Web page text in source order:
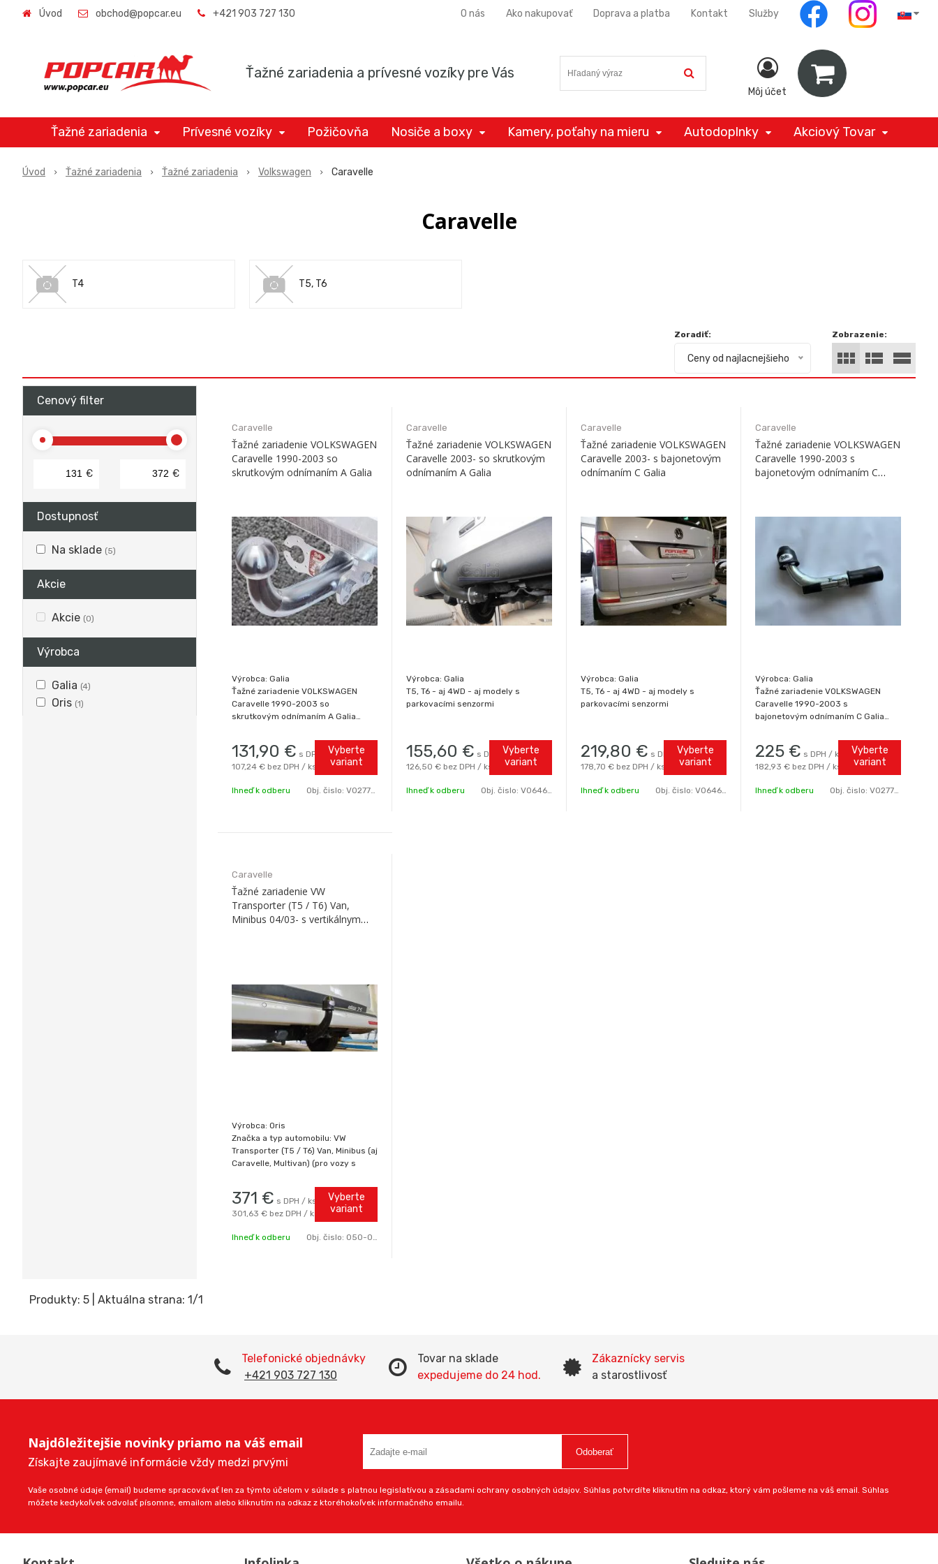
Ťažné zariadenia a prívesné vozíky pre Vás
Úvod obchod@popcar.eu +421 903 727 130 O nás Ako nakupovať Doprava a platba Kontakt Služby
Môj účet
Ťažné zariadenia Prívesné vozíky Požičovňa Nosiče a boxy Kamery, poťahy na mieru Autodoplnky Akciový Tovar
Úvod Ťažné zariadenia Ťažné zariadenia Volkswagen Caravelle
Caravelle
T4 T5, T6
Zobrazenie:
Zoradiť:
Ceny od najlacnejšieho
Cenový filter
€ €
Dostupnosť
Na sklade (5)
Akcie
Akcie (0)
Výrobca
Galia (4)
Oris (1)
Caravelle
Ťažné zariadenie VOLKSWAGEN
Caravelle 1990-2003 so
skrutkovým odnímaním A Galia
Výrobca: Galia
Ťažné zariadenie VOLKSWAGEN
Caravelle 1990-2003 so
skrutkovým odnímaním A Galia
131,90 € s DPH / ks
107,24 € bez DPH / ks
Vyberte
variant
Ihneď k odberu Obj. čislo: V0277VWCA-A
Caravelle
Ťažné zariadenie VOLKSWAGEN
Caravelle 2003- so skrutkovým
odnímaním A Galia
Výrobca: Galia
T5, T6 - aj 4WD - aj modely s
parkovacími senzormi
155,60 € s DPH / ks
126,50 € bez DPH / ks
Vyberte
variant
Ihneď k odberu Obj. čislo: V0646VWCA-A
Caravelle
Ťažné zariadenie VOLKSWAGEN
Caravelle 2003- s bajonetovým
odnímaním C Galia
Výrobca: Galia
T5, T6 - aj 4WD - aj modely s
parkovacími senzormi
219,80 € s DPH / ks
178,70 € bez DPH / ks
Vyberte
variant
Ihneď k odberu Obj. čislo: V0646VWCA-C
Caravelle
Ťažné zariadenie VOLKSWAGEN
Caravelle 1990-2003 s
bajonetovým odnímaním C
Výrobca: Galia
Ťažné zariadenie VOLKSWAGEN
Caravelle 1990-2003 s
bajonetovým odnímaním C Galia
225 € s DPH / ks
182,93 € bez DPH / ks
Vyberte
variant
Ihneď k odberu Obj. čislo: V0277VWCA-C
Caravelle
Ťažné zariadenie VW
Transporter (T5 / T6) Van,
Minibus 04/03- s vertikálnym
Výrobca: Oris
Značka a typ automobilu: VW
Transporter (T5 / T6) Van, Minibus (aj
Caravelle, Multivan) (pro vozy s
Rok výroby: 04/03-
371 € s DPH / ks
301,63 € bez DPH / ks
Vyberte
variant
Ihneď k odberu Obj. čislo: 050-043B0
Produkty: 5 | Aktuálna strana: 1/1
Telefonické objednávky
+421 903 727 130
Tovar na sklade
expedujeme do 24 hod.
Zákaznícky servis
a starostlivosť
Najdôležitejšie novinky priamo na váš email
Získajte zaujímavé informácie vždy medzi prvými
Odoberať
Vaše osobné údaje (email) budeme spracovávať len za týmto účelom v súlade s platnou legislatívou a zásadami ochrany osobných údajov. Súhlas potvrdíte kliknutím na odkaz, ktorý vám pošleme na váš email. Súhlas
môžete kedykoľvek odvolať písomne, emailom alebo kliknutím na odkaz z ktoréhokoľvek informačného emailu.